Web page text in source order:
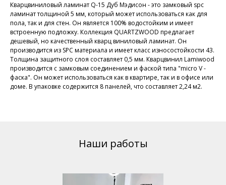
Кварцвиниловый ламинат Q-15 Дуб Мэдисон - это замковый spc
ламинат толщиной 5 мм, который может использоваться как для
пола, так и для стен. Он является 100% водостойким и имеет
встроенную подложку. Коллекция QUARTZWOOD предлагает
дешевый, но качественный кварц виниловый ламинат. Он
производится из SPC материала и имеет класс износостойкости 43.
Толщина защитного слоя составляет 0,5 мм. Кварцвинил Lamiwood
производится с замковым соединением и фаской типа "micro V -
фаска". Он может использоваться как в квартире, так и в офисе или
доме. В упаковке содержится 8 панелей, что составляет 2,24 м2.
Наши работы